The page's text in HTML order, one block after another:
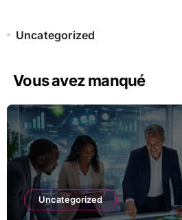
Uncategorized
Vous avez manqué
Uncategorized